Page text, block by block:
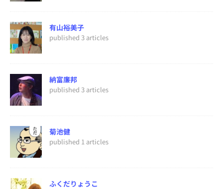
有山裕美子
published 3 articles
納富廉邦
published 3 articles
菊池健
published 1 articles
ふくだりょうこ